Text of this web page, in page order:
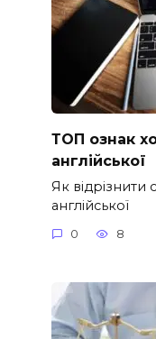
ТОП ознак
англійської
Як відрізнити
англійської
0 8